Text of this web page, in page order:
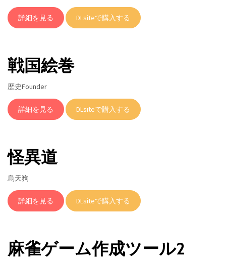
詳細を見る DLsiteで購入する
戦国絵巻
歴史Founder
詳細を見る DLsiteで購入する
怪異道
烏天狗
詳細を見る DLsiteで購入する
麻雀ゲーム作成ツール2